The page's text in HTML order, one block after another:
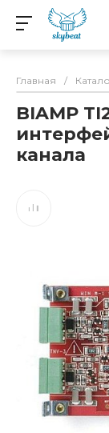
Главная /
BIAMP
канала